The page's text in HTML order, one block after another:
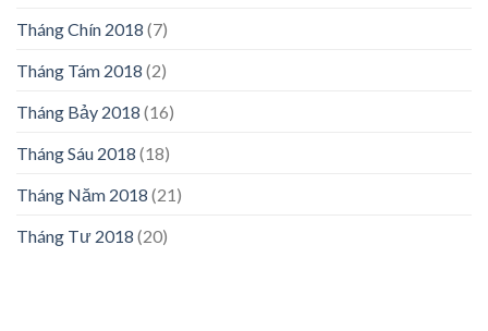
Tháng Chín 2018 (7)
Tháng Tám 2018 (2)
Tháng Bảy 2018 (16)
Tháng Sáu 2018 (18)
Tháng Năm 2018 (21)
Tháng Tư 2018 (20)